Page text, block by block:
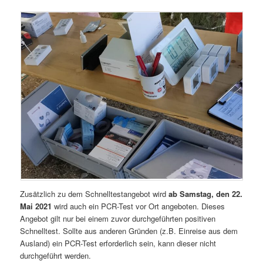
Zusätzlich zu dem Schnelltestangebot wirdab Samstag, den 22.
Mai 2021 wird auch ein PCR-Test vor Ort angeboten. Dieses
Angebot gilt nur bei einem zuvor durchgeführten positiven
Schnelltest. Sollte aus anderen Gründen (z.B. Einreise aus dem
Ausland) ein PCR-Test erforderlich sein, kann dieser nicht
durchgeführt werden.